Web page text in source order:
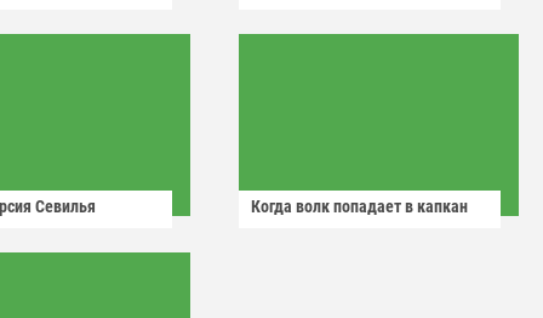
Севилья Когда волк попадает в капкан